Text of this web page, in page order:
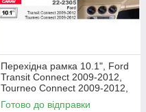
Перехідна рамка 10.1", Ford
Transit Connect 2009-2012,
Tourneo Connect 2009-2012,
Carav 22-2305
Готово до відправки